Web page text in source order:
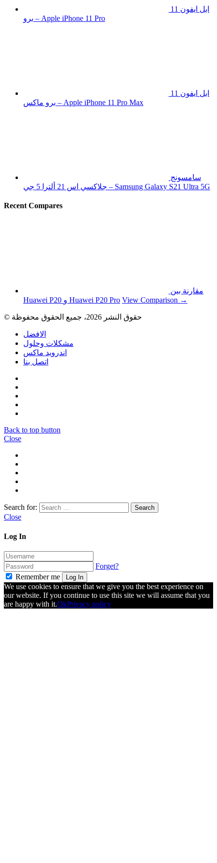
ابل ايفون 11
برو – Apple iPhone 11 Pro
ابل ايفون 11
برو ماكس – Apple iPhone 11 Pro Max
سامسونج
جلاكسي اس 21 ألترا 5 جي – Samsung Galaxy S21 Ultra 5G
Recent Compares
مقارنة بين
Huawei P20 و Huawei P20 Pro View Comparison →
الافضل
مشكلات وحلول
اندرويد ماكس
اتصل بنا
Back to top button
Close
Search for:
Close
Log In
Forget?
Remember me
Log In
We use cookies to ensure that we give you the best experience on
our website. If you continue to use this site we will assume that you
are happy with it.OkPrivacy policy